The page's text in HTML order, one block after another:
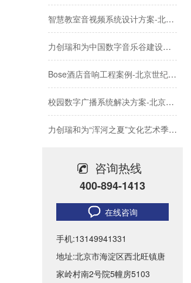
力创瑞和为中国社会科学院建设音视频系统
Biamp大型公共广播系统福建晋江机场新航站楼广播
咨询热线
400-894-1413
在线咨询
手机:13149941331
地址:北京市海淀区西北旺镇唐
家岭村南2号院5幢房5103